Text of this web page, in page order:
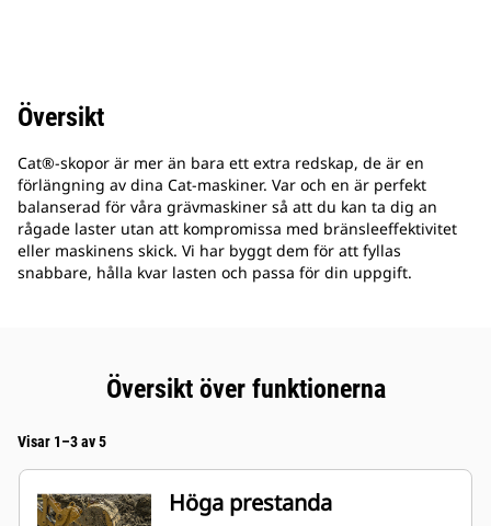
Översikt
Cat®-skopor är mer än bara ett extra redskap, de är en
förlängning av dina Cat-maskiner. Var och en är perfekt
balanserad för våra grävmaskiner så att du kan ta dig an
rågade laster utan att kompromissa med bränsleeffektivitet
eller maskinens skick. Vi har byggt dem för att fyllas
snabbare, hålla kvar lasten och passa för din uppgift.
Översikt över funktionerna
Visar 1–3 av 5
Höga prestanda